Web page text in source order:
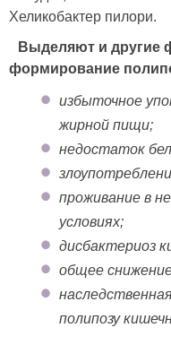
Хеликобактер пилори.
Выделяют и
формирование
избыточное
жирной пищи;
недостаток
проживание в
условиях;
дисбактериоз
общее
полипозу